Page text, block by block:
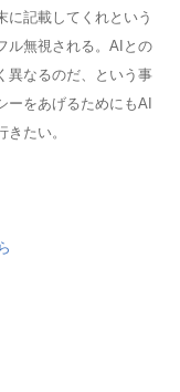
に記載してくれという
ル無視される。AIとの
異なるのだ、という事
ーをあげるためにもAI
たい。